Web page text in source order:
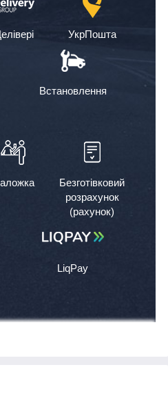
УкрПошта
Встановлення
Безготівковий
розрахунок
(рахунок)
LiqPay